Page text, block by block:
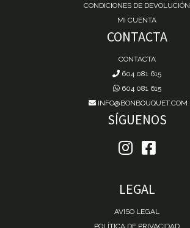
CONDICIONES DE DEVOLUCIÓN
MI CUENTA
CONTACTA
CONTACTA
604 081 615
604 081 615
INFO@BONBOUQUET.COM
SÍGUENOS
LEGAL
AVISO LEGAL
POLÍTICA DE PRIVACIDAD